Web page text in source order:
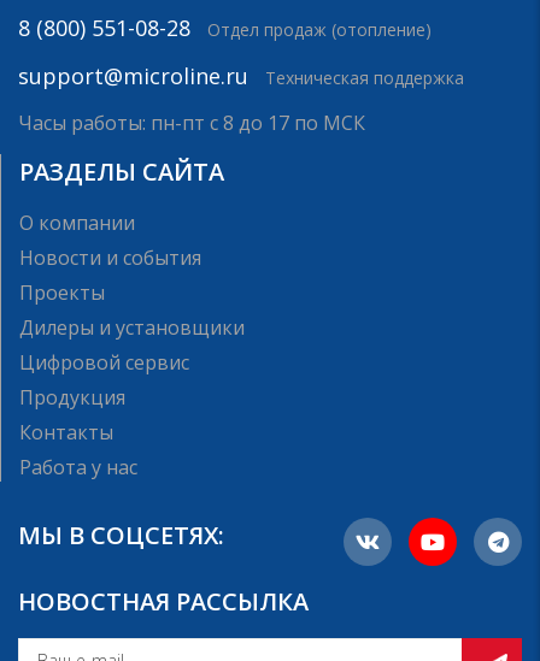
8 (800) 551-08-28 Отдел продаж (отопление)
support@microline.ru Техническая поддержка
Часы работы: пн-пт с 8 до 17 по МСК
РАЗДЕЛЫ САЙТА
О компании
Новости и события
Проекты
Дилеры и установщики
Цифровой сервис
Продукция
Контакты
Работа у нас
МЫ В СОЦСЕТЯХ:
НОВОСТНАЯ РАССЫЛКА